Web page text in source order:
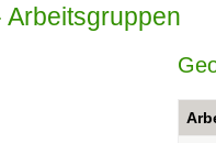
Arbeitsgruppen